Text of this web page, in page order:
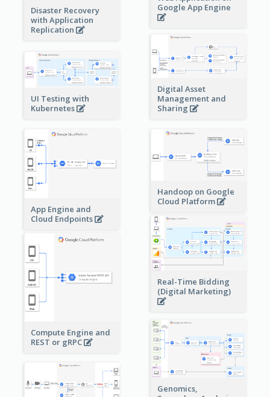
Google App Engine
Disaster Recovery
with Application
Replication
Digital Asset
Management and
Sharing
UI Testing with
Kubernetes
App Engine and
Cloud Endpoints
Handoop on Google
Cloud Platform
Real-Time Bidding
(Digital Marketing)
Compute Engine and
REST or gRPC
Genomics,